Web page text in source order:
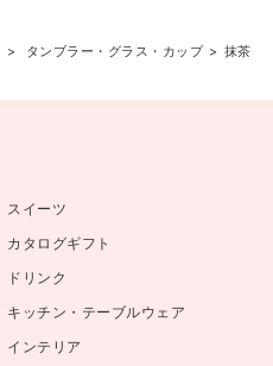
タンブラー・グラス・カップ
抹茶
スイーツ
カタログギフト
ドリンク
キッチン・テーブルウェア
インテリア